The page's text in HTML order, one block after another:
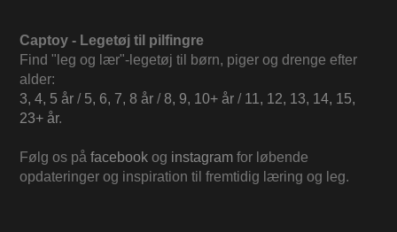
Captoy - Legetøj til pilfingre
Find "leg og lær"-legetøj til børn, piger og drenge efter
alder:
3, 4, 5 år / 5, 6, 7, 8 år /8, 9, 10+ år / 11, 12, 13, 14, 15,
23+ år.
Følg os på facebook og instagram for løbende
opdateringer og inspiration til fremtidig læring og leg.